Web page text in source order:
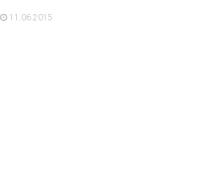
11.06.2015